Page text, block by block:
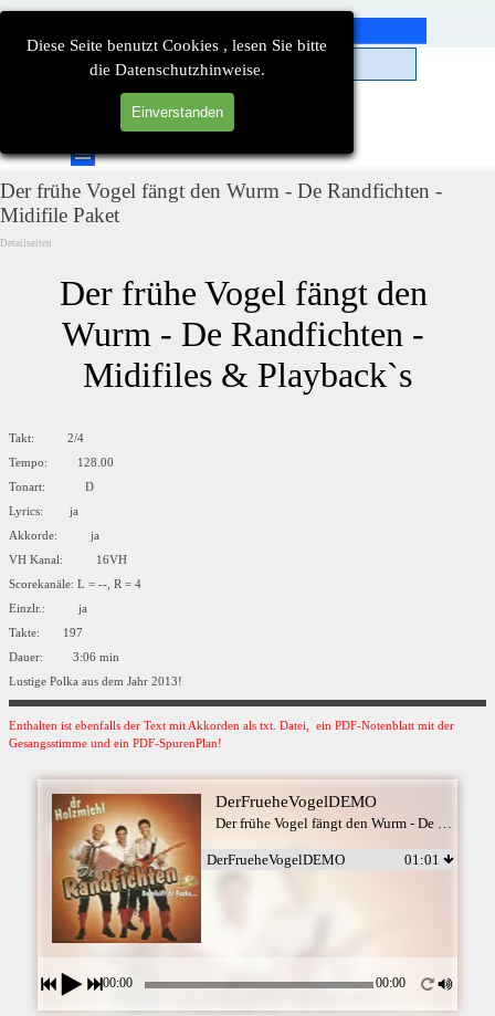
Diese Seite benutzt Cookies , lesen Sie bitte
die Datenschutzhinweise.
Einverstanden
Direkt zum Seiteninhalt
Menü überspringen
Der frühe Vogel fängt den Wurm - De Randfichten -
Midifile Paket
Detailseiten
Der frühe Vogel fängt den
Wurm - De Randfichten -
Midifiles & Playback`s
Takt: 2/4
Tempo: 128.00
Tonart: D
Lyrics: ja
Akkorde: ja
VH Kanal: 16VH
Scorekanäle: L = --, R = 4
Einzlr.: ja
Takte: 197
Dauer: 3:06 min
Lustige Polka aus dem Jahr 2013!
Enthalten ist ebenfalls der Text mit Akkorden als txt. Datei, ein PDF-Notenblatt mit der
Gesangsstimme und ein PDF-SpurenPlan!
DerFrueheVogelDEMO
DerFrueheVogelDEMO 01:01
00:00 00:00